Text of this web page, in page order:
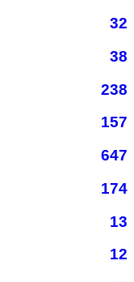
32
38
238
157
647
174
13
12